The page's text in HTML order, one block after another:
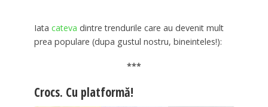
Iata cateva dintre trendurile care au devenit mult
prea populare (dupa gustul nostru, bineinteles!):
***
Crocs. Cu platformă!